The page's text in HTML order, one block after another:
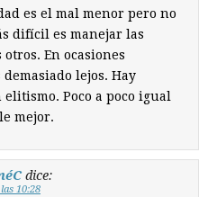
es el mal menor pero no
difícil es manejar las
En ocasiones
lejos. Hay
Poco a poco igual
mejor.
dice:
10:28